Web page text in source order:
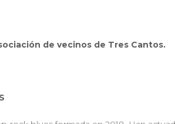
de vecinos de Tres Cantos.